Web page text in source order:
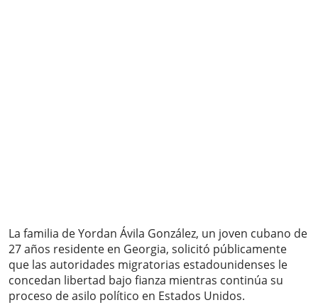
La familia de Yordan Ávila González, un joven cubano de
27 años residente en Georgia, solicitó públicamente
que las autoridades migratorias estadounidenses le
concedan libertad bajo fianza mientras continúa su
proceso de asilo político en Estados Unidos.